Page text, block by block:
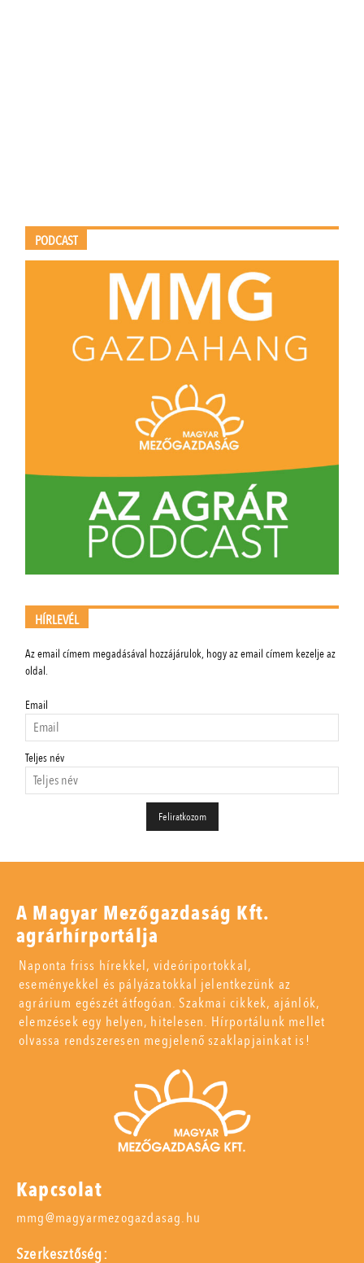
PODCAST
HÍRLEVÉL
Az email címem megadásával hozzájárulok, hogy az email címem kezelje az
oldal.
Email
Teljes név
A Magyar Mezőgazdaság Kft.
agrárhírportálja
Naponta friss hírekkel, videóriportokkal,
eseményekkel és pályázatokkal jelentkezünk az
agrárium egészét átfogóan. Szakmai cikkek, ajánlók,
elemzések egy helyen, hitelesen. Hírportálunk mellet
olvassa rendszeresen megjelenő szaklapjainkat is!
Kapcsolat
mmg@magyarmezogazdasag.hu
Szerkesztőség: